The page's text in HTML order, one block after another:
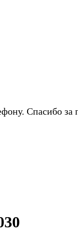
Спасибо за